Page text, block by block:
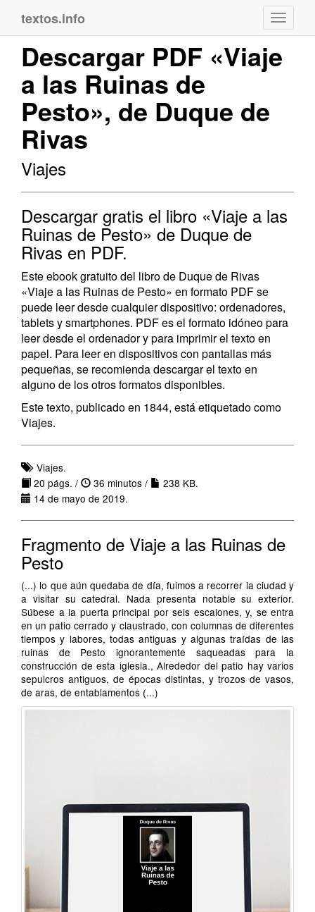
textos.info
Descargar PDF «Viaje
a las Ruinas de
Pesto», de Duque de
Rivas
Viajes
Descargar gratis el libro «Viaje a las
Ruinas de Pesto» de Duque de
Rivas en PDF.
Este ebook gratuito del libro de Duque de Rivas
«Viaje a las Ruinas de Pesto» en formato PDF se
puede leer desde cualquier dispositivo: ordenadores,
tablets y smartphones. PDF es el formato idóneo para
leer desde el ordenador y para imprimir el texto en
papel. Para leer en dispositivos con pantallas más
pequeñas, se recomienda descargar el texto en
alguno de los otros formatos disponibles.
Este texto, publicado en 1844, está etiquetado como
Viajes.
Viajes.
20 págs. /
36 minutos /
238 KB.
14 de mayo de 2019.
Fragmento de Viaje a las Ruinas de
Pesto
(...) lo que aún quedaba de día, fuimos a recorrer la ciudad y
a visitar su catedral. Nada presenta notable su exterior.
Súbese a la puerta principal por seis escalones, y, se entra
en un patio cerrado y claustrado, con columnas de diferentes
tiempos y labores, todas antiguas y algunas traídas de las
ruinas de Pesto ignorantemente saqueadas para la
construcción de esta iglesia., Alrededor del patio hay varios
sepulcros antiguos, de épocas distintas, y trozos de vasos,
de aras, de entablamentos (...)